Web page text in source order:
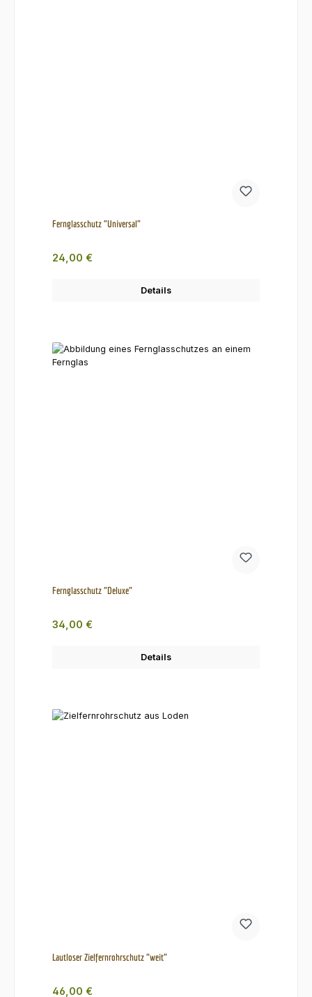
Fernglasschutz "Universal"
Regulärer Preis:
24,00 €
Details
Fernglasschutz "Deluxe"
Regulärer Preis:
34,00 €
Details
Lautloser Zielfernrohrschutz "weit"
Regulärer Preis:
46,00 €